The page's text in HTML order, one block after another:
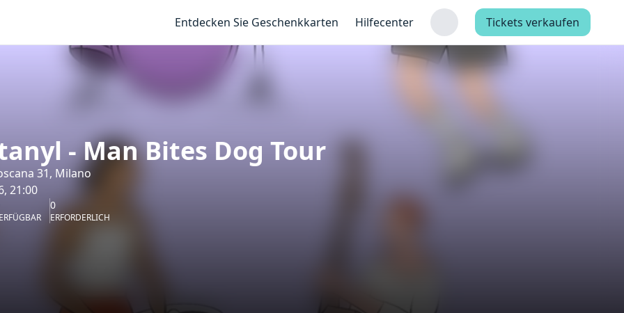
Entdecken Sie Geschenkkarten Hilfecenter Tickets verkaufen
- Man Bites Dog Tour
31, Milano
21:00
0
ERFORDERLICH